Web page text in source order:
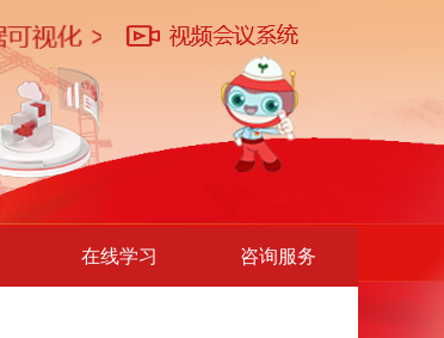
在线学习 咨询服务